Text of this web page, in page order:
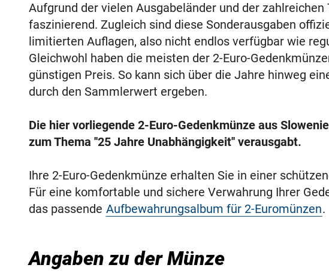
Aufgrund der vielen Ausgabeländer und der
faszinierend. Zugleich sind diese Sonderausgaben
limitierten Auflagen, also nicht endlos verfügbar wie
Gleichwohl haben die meisten der 2-Euro-
günstigen Preis. So kann sich über die Jahre hinweg
durch den Sammlerwert ergeben.
Die hier vorliegende 2-Euro-Gedenkmünze aus
zum Thema ''25 Jahre Unabhängigkeit'' verausgabt.
Ihre 2-Euro-Gedenkmünze erhalten Sie in einer
Für eine komfortable und sichere Verwahrung Ihrer
das passende Aufbewahrungsalbum für 2-Euromünzen.
Angaben zu der Münze